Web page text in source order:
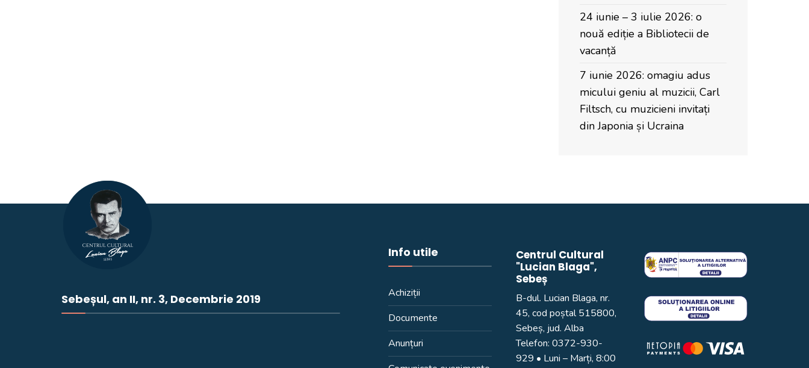
24 iunie – 3 iulie 2026: o
nouă ediție a Bibliotecii de
vacanță
7 iunie 2026: omagiu adus
micului geniu al muzicii, Carl
Filtsch, cu muzicieni invitați
din Japonia și Ucraina
Sebeșul, an II, nr. 3, Decembrie 2019
Info utile
Achiziții
Documente
Anunțuri
Centrul Cultural
"Lucian Blaga",
Sebeș
B-dul. Lucian Blaga, nr.
45, cod poștal 515800,
Sebeș, jud. Alba
Telefon:0372-930-
929 • Luni – Marți, 8:00